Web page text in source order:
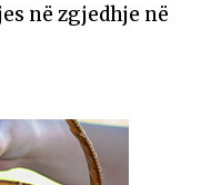
në zgjedhje në